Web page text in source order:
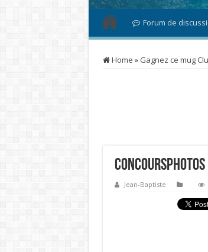
Forum de
Home » Gagnez ce mug
concoursphotos
Jean-Baptiste